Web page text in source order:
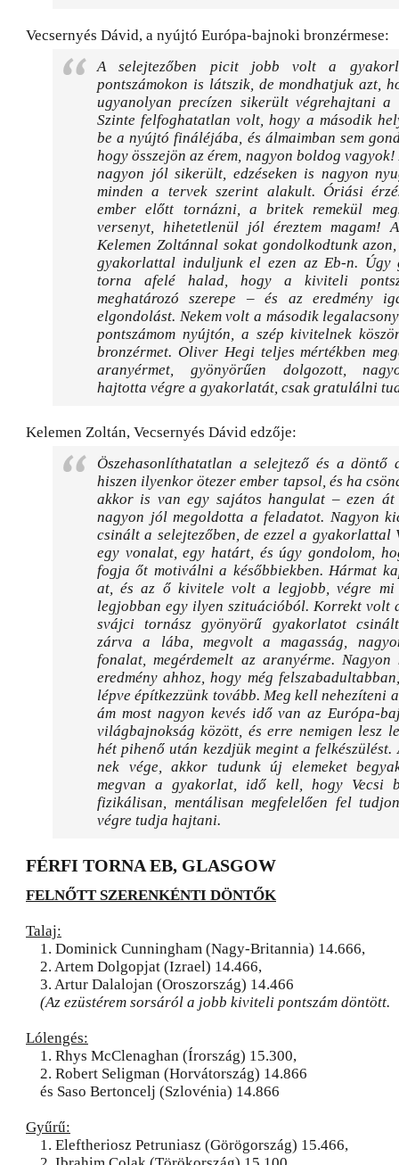
Vecsernyés Dávid, a nyújtó Európa-bajnoki bronzérmese:
A selejtezőben picit jobb volt a
pontszámokon is látszik, de mondhatjuk azt,
ugyanolyan precízen sikerült végrehajtani a
Szinte felfoghatatlan volt, hogy a második
be a nyújtó fináléjába, és álmaimban sem
hogy összejön az érem, nagyon boldog vagyok!
nagyon jól sikerült, edzéseken is nagyon
minden a tervek szerint alakult. Óriási
ember előtt tornázni, a britek remekül
versenyt, hihetetlenül jól éreztem magam!
Kelemen Zoltánnal sokat gondolkodtunk
gyakorlattal induljunk el ezen az Eb-n. Úgy
torna afelé halad, hogy a kiviteli
meghatározó szerepe – és az eredmény
elgondolást. Nekem volt a második
pontszámom nyújtón, a szép kivitelnek
bronzérmet. Oliver Hegi teljes mértékben
aranyérmet, gyönyörűen dolgozott,
hajtotta végre a gyakorlatát, csak gratulálni
Kelemen Zoltán, Vecsernyés Dávid edzője:
Öszehasonlíthatatlan a selejtező és a döntő
hiszen ilyenkor ötezer ember tapsol, és ha
akkor is van egy sajátos hangulat – ezen
nagyon jól megoldotta a feladatot. Nagyon
csinált a selejtezőben, de ezzel a gyakorlattal
egy vonalat, egy határt, és úgy gondolom,
fogja őt motiválni a későbbiekben. Hármat
at, és az ő kivitele volt a legjobb, végre
legjobban egy ilyen szituációból. Korrekt volt
svájci tornász gyönyörű gyakorlatot
zárva a lába, megvolt a magasság,
fonalat, megérdemelt az aranyérme.
eredmény ahhoz, hogy még
lépve építkezzünk tovább. Meg kell nehezíteni
ám most nagyon kevés idő van az Európa-
világbajnokság között, és erre nemigen lesz
hét pihenő után kezdjük megint a
nek vége, akkor tudunk új elemeket
megvan a gyakorlat, idő kell, hogy Vecsi
fizikálisan, mentálisan megfelelően fel
végre tudja hajtani.
FÉRFI TORNA EB, GLASGOW
FELNŐTT SZERENKÉNTI DÖNTŐK
Talaj:
1. Dominick Cunningham (Nagy-Britannia) 14.666,
2. Artem Dolgopjat (Izrael) 14.466,
3. Artur Dalalojan (Oroszország) 14.466
(Az ezüstérem sorsáról a jobb kiviteli pontszám döntött.
Lólengés:
1. Rhys McClenaghan (Írország) 15.300,
2. Robert Seligman (Horvátország) 14.866
és Saso Bertoncelj (Szlovénia) 14.866
Gyűrű:
1. Eleftheriosz Petruniasz (Görögország) 15.466,